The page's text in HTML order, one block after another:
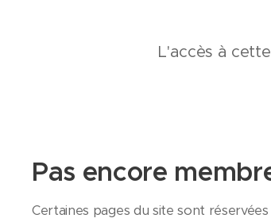
L'accès à
Pas encore
Certaines pages du site sont